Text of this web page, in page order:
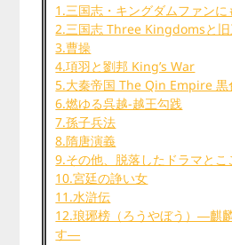
1.三国志・キングダムファンに
2.三国志 Three Kingdomsと
3.曹操
4.項羽と劉邦 King’s War
5.大秦帝国 The Qin Empire 黒
6.燃ゆる呉越-越王勾践
7.孫子兵法
8.隋唐演義
9.その他、脱落したドラマとこ
10.宮廷の諍い女
11.水滸伝
12.琅琊榜（ろうやぼう）―麒
す―